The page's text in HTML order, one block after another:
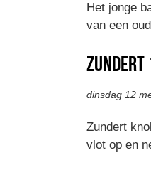
Het jonge
van een
Zundert
dinsdag 12
Zundert
vlot op en